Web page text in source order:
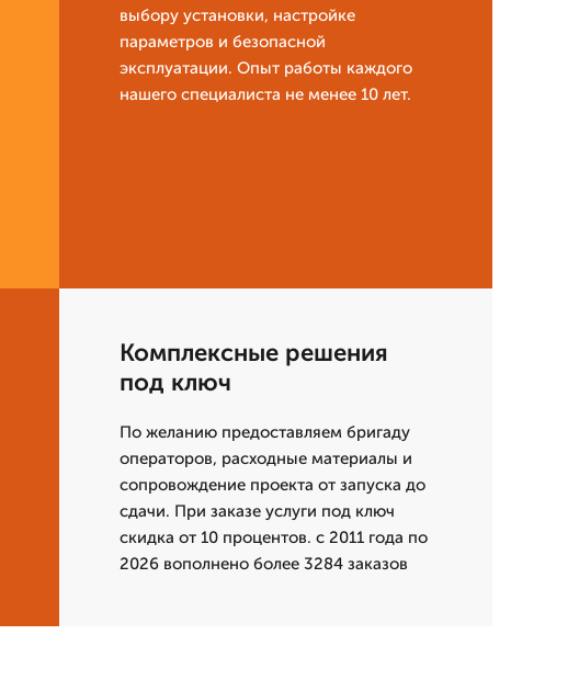
выбору установки, настройке
параметров и безопасной
эксплуатации. Опыт работы каждого
нашего специалиста не менее 10 лет.
Комплексные решения
под ключ
По желанию предоставляем бригаду
операторов, расходные материалы и
сопровождение проекта от запуска до
сдачи. При заказе услуги под ключ
скидка от 10 процентов. с 2011 года по
2026 вополнено более 3284 заказов